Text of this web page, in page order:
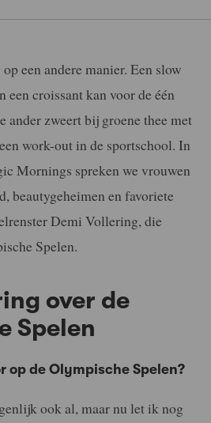
een andere manier. Een slow
een croissant kan voor de één
ander zweert bij groene thee met
work-out in de sportschool. In
Mornings spreken we vrouwen
beautygeheimen en favoriete
Demi Vollering, die
Spelen.
over de
Spelen
op de Olympische Spelen?
ook al, maar nu let ik nog